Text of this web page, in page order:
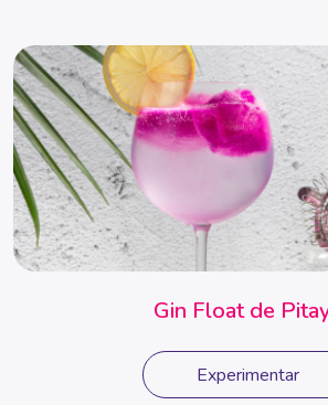
Gin Float de
Experimentar